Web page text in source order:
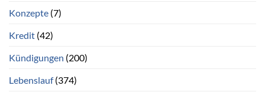
Konzepte (7)
Kredit (42)
Kündigungen (200)
Lebenslauf(374)